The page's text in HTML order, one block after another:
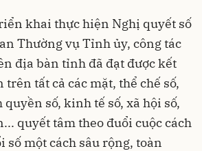
khai thực hiện Nghị quyết số
Thường vụ Tỉnh ủy, công tác
địa bàn tỉnh đã đạt được kết
tất cả các mặt, thể chế số,
số, kinh tế số, xã hội số,
quyết tâm theo đuổi cuộc cách
số một cách sâu rộng, toàn